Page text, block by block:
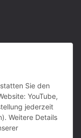
Sie den
YouTube,
jederzeit
Weitere Details